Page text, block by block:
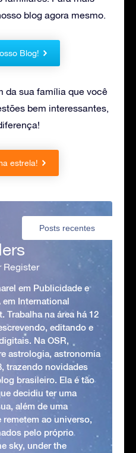
blog agora mesmo.
Blog!
da sua família que você
bem interessantes,
estrela!
Posts recentes
Register
em Publicidade e
em International
Trabalha na área há 12
editando e
Na OSR,
astrologia, astronomia
trazendo novidades
brasileiro. Ela é tão
decidiu ter uma
além de uma
ao universo,
pelo próprio
sky, under the